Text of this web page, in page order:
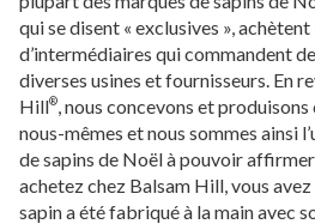
qui se disent « exclusives »,
d’intermédiaires qui commandent
diverses usines et fournisseurs. En
Hill®, nous concevons et produisons
nous-mêmes et nous sommes ainsi
de sapins de Noël à pouvoir
achetez chez Balsam Hill, vous avez
sapin a été fabriqué à la main avec